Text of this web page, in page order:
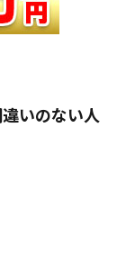
いのない人